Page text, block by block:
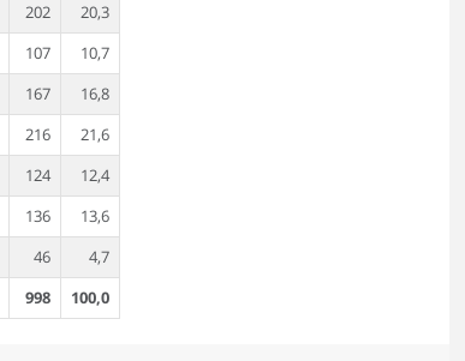
202
20,3
107
10,7
167
16,8
216
21,6
124
12,4
136
13,6
46
4,7
998
100,0